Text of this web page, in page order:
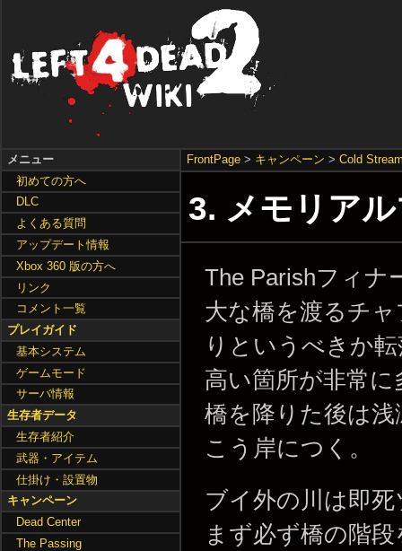
FrontPage > キャンペーン >Cold
3. メモリア
The Parishフィナ
大な橋を渡るチ
りというべきか
高い箇所が非常に
橋を降りた後は
こう岸につく。
ブイ外の川は即
まず必ず橋の階
メニュー
初めての方へ
DLC
よくある質問
アップデート情報
Xbox 360 版の方へ
リンク
コメント一覧
プレイガイド
基本システム
ゲームモード
サーバ情報
生存者データ
生存者紹介
武器・アイテム
仕掛け・設置物
キャンペーン
Dead Center
The Passing